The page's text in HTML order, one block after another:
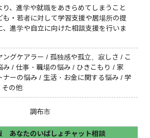
り、進学や就職をあきらめてしまうこと
も・若者に対して学習支援や居場所の提
、進学や自立に向けた相談支援を行いま
ングケアラー / 孤独感や孤立、寂しさ / こ
み / 仕事・職場の悩み / ひきこもり / 家
ナーの悩み / 生活・お金に関する悩み / 学
その他
調布市
あなたのいばしょチャット相談